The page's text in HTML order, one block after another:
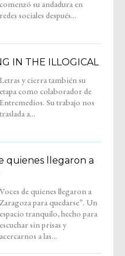
redes sociales después...
IN THE ILLOGICAL
traslada a...
quienes llegaron a
acercarnos a las...